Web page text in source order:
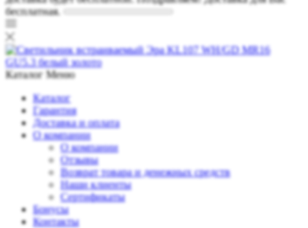
бесплатная.
Каталог Меню
Каталог
Гарантия
Доставка и оплата
О компании
О компании
Отзывы
Возврат товара и денежных средств
Наши клиенты
Сертификаты
Бонусы
Контакты